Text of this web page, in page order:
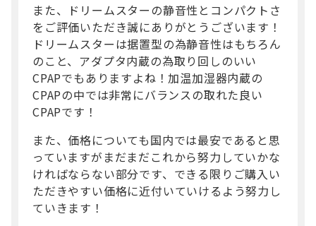
また、ドリームスターの静音性とコンパクトさ
をご評価いただき誠にありがとうございます！
ドリームスターは据置型の為静音性はもちろん
のこと、アダプタ内蔵の為取り回しのいい
CPAPでもありますよね！加温加湿器内蔵の
CPAPの中では非常にバランスの取れた良い
CPAPです！
また、価格についても国内では最安であると思
っていますがまだまだこれから努力していかな
ければならない部分です、できる限りご購入い
ただきやすい価格に近付いていけるよう努力し
ていきます！